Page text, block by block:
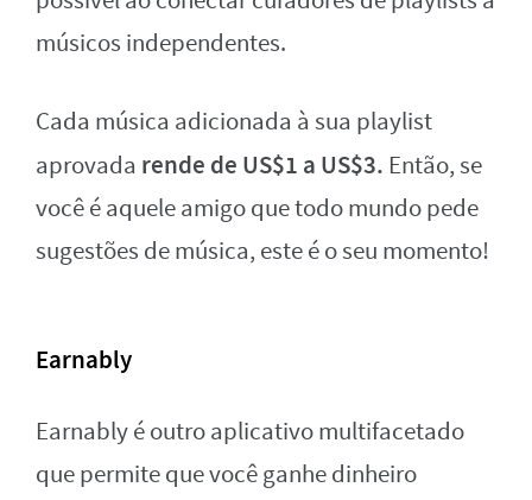
músicos independentes.
Cada música adicionada à sua playlist
aprovada rende de US$1 a US$3. Então, se
você é aquele amigo que todo mundo pede
sugestões de música, este é o seu momento!
Earnably
Earnably é outro aplicativo multifacetado
que permite que você ganhe dinheiro